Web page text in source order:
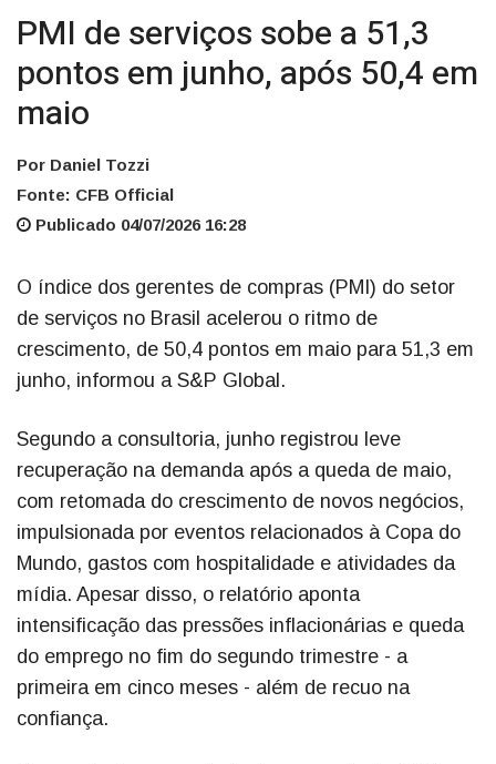
PMI de serviços sobe a 51,3
pontos em junho, após 50,4 em
maio
Por Daniel Tozzi
Fonte: CFB Official
Publicado 04/07/2026 16:28
O índice dos gerentes de compras (PMI) do setor
de serviços no Brasil acelerou o ritmo de
crescimento, de 50,4 pontos em maio para 51,3 em
junho, informou a S&P Global.
Segundo a consultoria, junho registrou leve
recuperação na demanda após a queda de maio,
com retomada do crescimento de novos negócios,
impulsionada por eventos relacionados à Copa do
Mundo, gastos com hospitalidade e atividades da
mídia. Apesar disso, o relatório aponta
intensificação das pressões inflacionárias e queda
do emprego no fim do segundo trimestre - a
primeira em cinco meses - além de recuo na
confiança.